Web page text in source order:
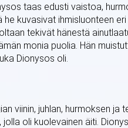
taas edusti vaistoa,
kuvasivat ihmisluonteen
tekivät hänestä
monia puolia. Hän
Dionysos oli.
viinin, juhlan, hurmoksen ja
oli kuolevainen äiti.